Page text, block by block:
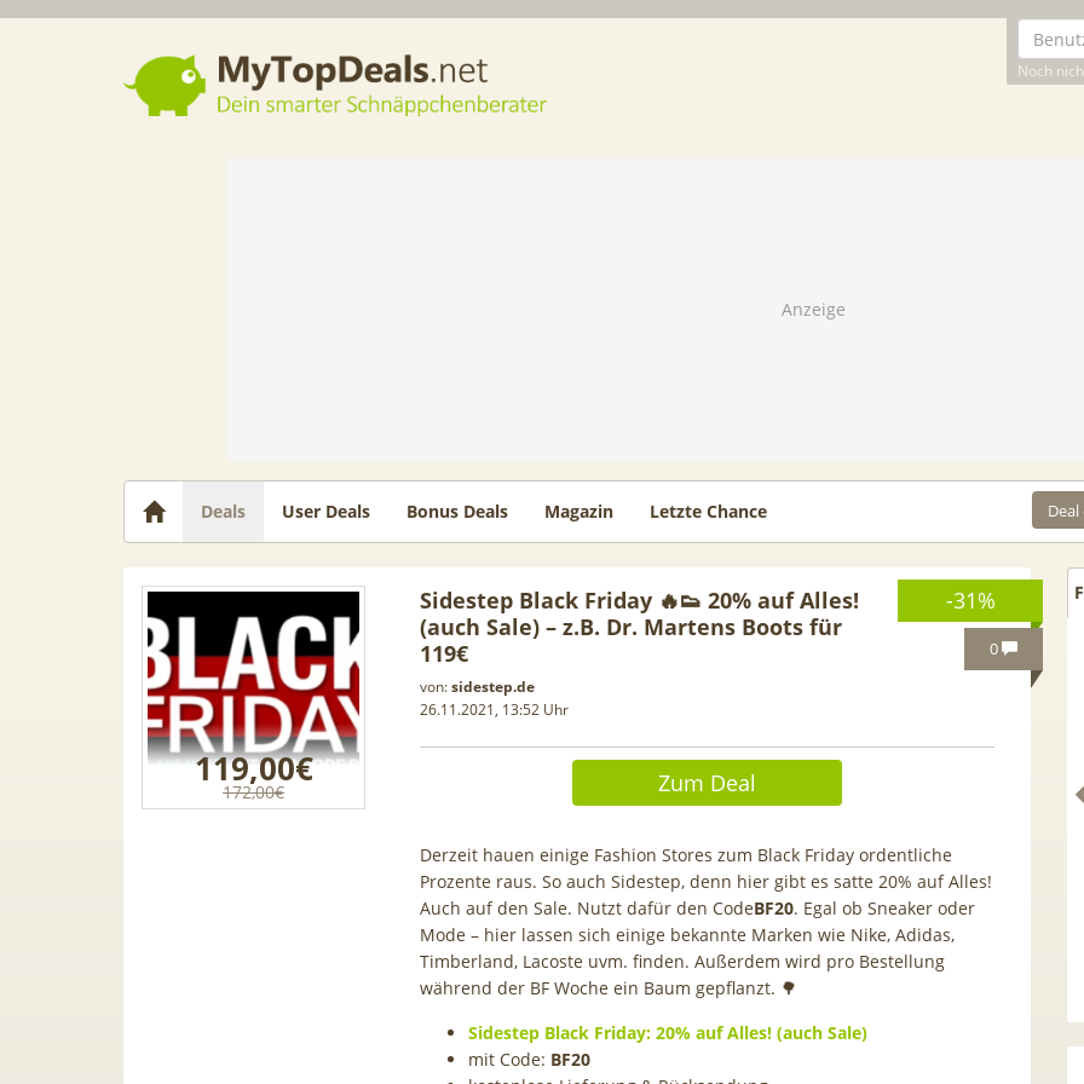
Noch
Dein smarter Schnäppchenberater
Deals User Deals Bonus Deals Magazin Letzte Chance
-31%
0
119,00€
172,00€
Sidestep Black Friday 🔥👟 20% auf Alles!
(auch Sale) – z.B. Dr. Martens Boots für
119€
von:sidestep.de
26.11.2021, 13:52 Uhr
Zum Deal
Derzeit hauen einige Fashion Stores zum Black Friday ordentliche
Prozente raus. So auch Sidestep, denn hier gibt es satte 20% auf Alles!
Auch auf den Sale. Nutzt dafür den CodeBF20. Egal ob Sneaker oder
Mode – hier lassen sich einige bekannte Marken wie Nike, Adidas,
Timberland, Lacoste uvm. finden. Außerdem wird pro Bestellung
während der BF Woche ein Baum gepflanzt. 🌳
Sidestep Black Friday: 20% auf Alles! (auch Sale)
mit Code: BF20
50€ Wechselbonus! 🎉 50GB 5G
TOP 🍿 Netflix Standard + 300
TV-Sender (280 in HD) via
waipu.tv Perfect Plus ab 9€
TCL tragbares 3-in-1
Luftentfeuchten | 9.000
App- & Smart-Home-